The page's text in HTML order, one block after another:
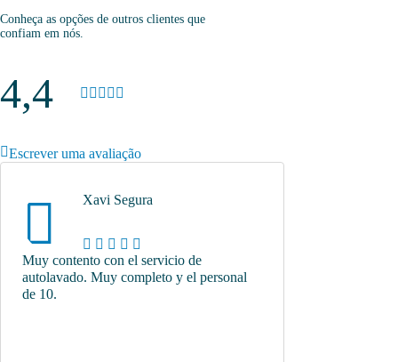
Conheça as opções de outros clientes que
confiam em nós.
4,4
Escrever uma avaliação
Xavi Segura
Muy contento con el servicio de
autolavado. Muy completo y el personal
de 10.